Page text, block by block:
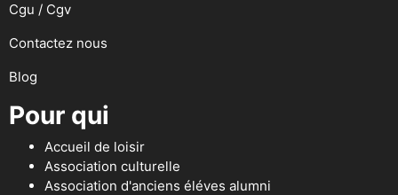
Cgu / Cgv
Contactez nous
Blog
Pour qui
Accueil de loisir
Association culturelle
Association d'anciens éléves alumni